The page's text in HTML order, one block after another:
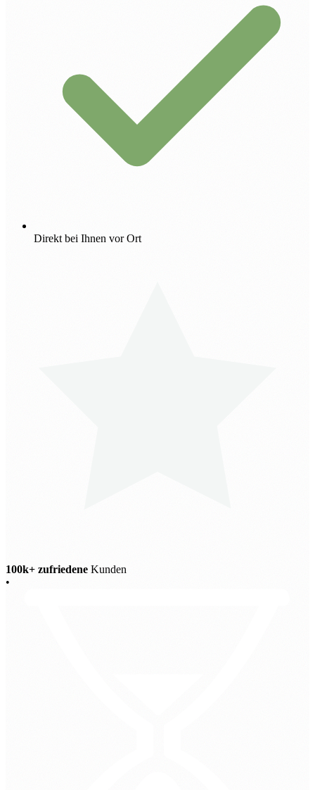
Direkt bei Ihnen vor Ort
100k+ zufriedene Kunden
•